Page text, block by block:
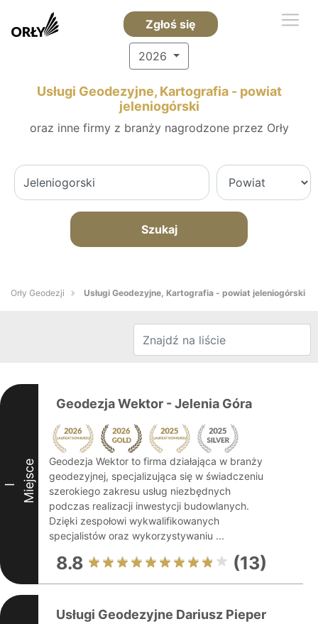
Zgłoś się
2026
Usługi Geodezyjne, Kartografia - powiat
jeleniogórski
oraz inne firmy z branży nagrodzone przez Orły
Szukaj
Orły Geodezji Usługi Geodezyjne, Kartografia - powiat jeleniogórski
I Miejsce
Geodezja Wektor - Jelenia Góra
Geodezja Wektor to firma działająca w branży
geodezyjnej, specjalizująca się w świadczeniu
szerokiego zakresu usług niezbędnych
podczas realizacji inwestycji budowlanych.
Dzięki zespołowi wykwalifikowanych
specjalistów oraz wykorzystywaniu ...
8.8 (13)
Usługi Geodezyjne Dariusz Pieper